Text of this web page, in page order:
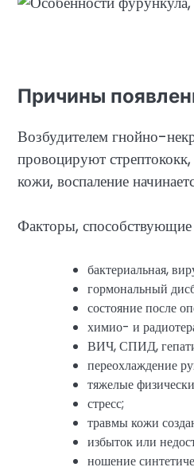
Причины
Возбудителем гнойно-
провоцируют
кожи, воспаление
Факторы, способствующие
бактериальная,
гормональный
состояние после
химио- и
ВИЧ, СПИД,
переохлаждение
тяжелые
стресс;
травмы кожи
избыток или
ношение